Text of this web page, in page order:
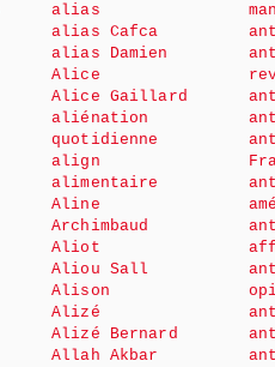
alias
alias Cafca
alias Damien
Alice
Alice Gaillard
aliénation
quotidienne
align
alimentaire
Aline
Archimbaud
Aliot
Aliou Sall
Alison
Alizé
Alizé Bernard
Allah Akbar